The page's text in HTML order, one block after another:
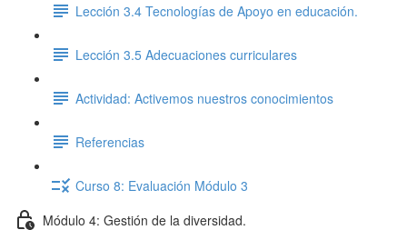
Lección 3.4 Tecnologías de Apoyo en educación.
Lección 3.5 Adecuaciones curriculares
Actividad: Activemos nuestros conocimientos
Referencias
Curso 8: Evaluación Módulo 3
Módulo 4: Gestión de la diversidad.